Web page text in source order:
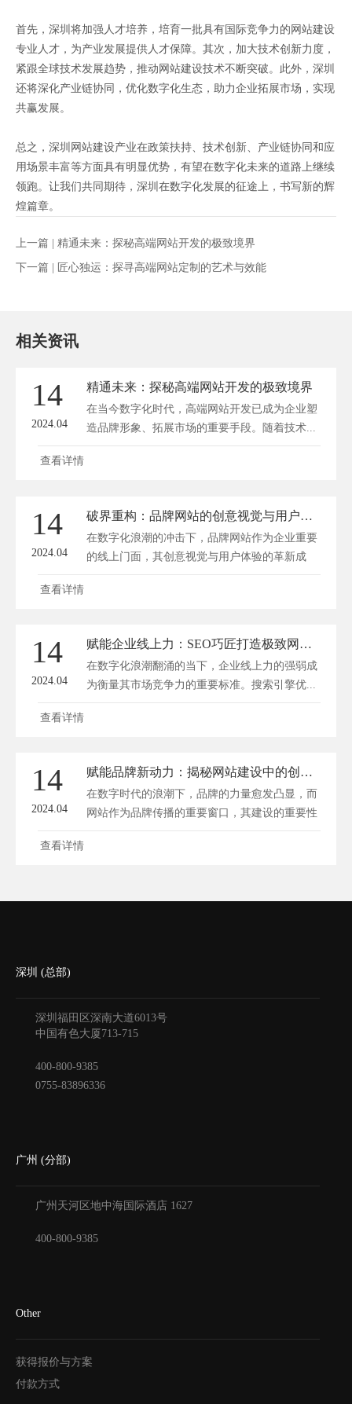
首先，深圳将加强人才培养，培育一批具有国际竞争力的网站建设
专业人才，为产业发展提供人才保障。其次，加大技术创新力度，
紧跟全球技术发展趋势，推动网站建设技术不断突破。此外，深圳
还将深化产业链协同，优化数字化生态，助力企业拓展市场，实现
共赢发展。
总之，深圳网站建设产业在政策扶持、技术创新、产业链协同和应
用场景丰富等方面具有明显优势，有望在数字化未来的道路上继续
领跑。让我们共同期待，深圳在数字化发展的征途上，书写新的辉
煌篇章。
上一篇 | 精通未来：探秘高端网站开发的极致境界
下一篇 | 匠心独运：探寻高端网站定制的艺术与效能
相关资讯
14
2024.04
精通未来：探秘高端网站开发的极致境界
在当今数字化时代，高端网站开发已成为企业塑
造品牌形象、拓展市场的重要手段。随着技术...
查看详情
14
2024.04
破界重构：品牌网站的创意视觉与用户体验革新之路
在数字化浪潮的冲击下，品牌网站作为企业重要
的线上门面，其创意视觉与用户体验的革新成
为...
查看详情
14
2024.04
赋能企业线上力：SEO巧匠打造极致网站引流秘籍
在数字化浪潮翻涌的当下，企业线上力的强弱成
为衡量其市场竞争力的重要标准。搜索引擎优...
查看详情
14
2024.04
赋能品牌新动力：揭秘网站建设中的创意与技术融合
在数字时代的浪潮下，品牌的力量愈发凸显，而
网站作为品牌传播的重要窗口，其建设的重要性
不...
查看详情
深圳 (总部)
深圳福田区深南大道6013号
中国有色大厦 713-715
400-800-9385
0755-83896336
广州 (分部)
广州天河区地中海国际酒店 1627
400-800-9385
Other
获得报价与方案
付款方式